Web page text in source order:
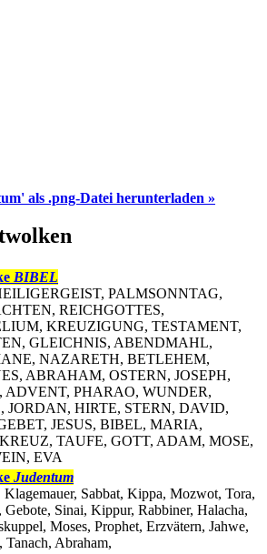
als .png-Datei herunterladen »
BIBEL
PALMSONNTAG,
REICHGOTTES,
KREUZIGUNG, TESTAMENT,
GLEICHNIS, ABENDMAHL,
NAZARETH, BETLEHEM,
ABRAHAM, OSTERN, JOSEPH,
ADVENT, PHARAO, WUNDER,
JORDAN, HIRTE, STERN, DAVID,
JESUS, BIBEL, MARIA,
TAUFE, GOTT, ADAM, MOSE,
EVA
Judentum
Klagemauer, Sabbat, Kippa, Mozwot, Tora,
Gebote, Sinai, Kippur, Rabbiner, Halacha,
Moses, Prophet, Erzvätern, Jahwe,
Tanach, Abraham,